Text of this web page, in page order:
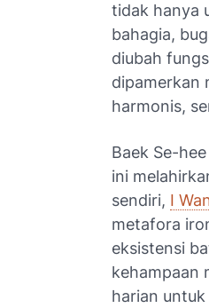
tidak hanya
bahagia,
diubah
dipamerkan
harmonis,
Baek Se-
ini
sendiri, I
metafora
eksistensi
kehampaan
harian